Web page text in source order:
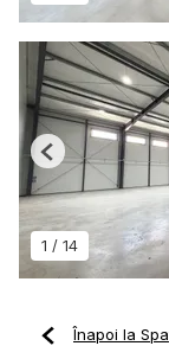
1 / 14
Previous
Înapoi la